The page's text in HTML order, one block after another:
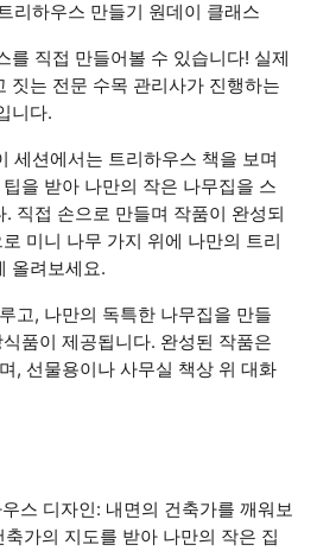
리하우스 만들기 원데이 클래스
를 직접 만들어볼 수 있습니다! 실제
짓는 전문 수목 관리사가 진행하는
니다.
세션에서는 트리하우스 책을 보며
을 받아 나만의 작은 나무집을 스
직접 손으로 만들며 작품이 완성되
미니 나무 가지 위에 나만의 트리
올려보세요.
고, 나만의 독특한 나무집을 만들
품이 제공됩니다. 완성된 작품은
, 선물용이나 사무실 책상 위 대화
스 디자인: 내면의 건축가를 깨워보
가의 지도를 받아 나만의 작은 집